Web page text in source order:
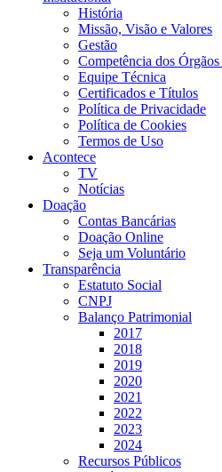
História
Missão, Visão e Valores
Gestão
Competência dos
Equipe Técnica
Certificados e Títulos
Política de Privacidade
Política de Cookies
Termos de Uso
Acontece
TV
Notícias
Doação
Contas Bancárias
Doação Online
Seja um Voluntário
Transparência
Estatuto Social
CNPJ
Balanço Patrimonial
2017
2018
2019
2020
2021
2022
2023
2024
Recursos Públicos